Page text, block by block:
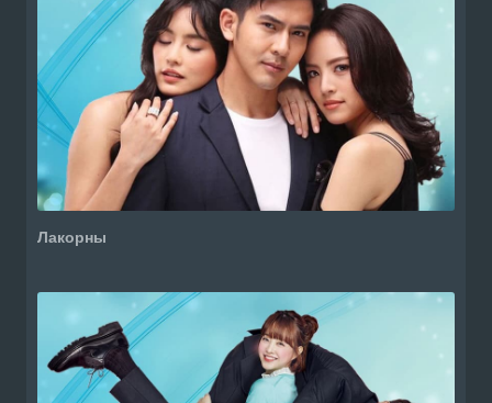
Лакорны